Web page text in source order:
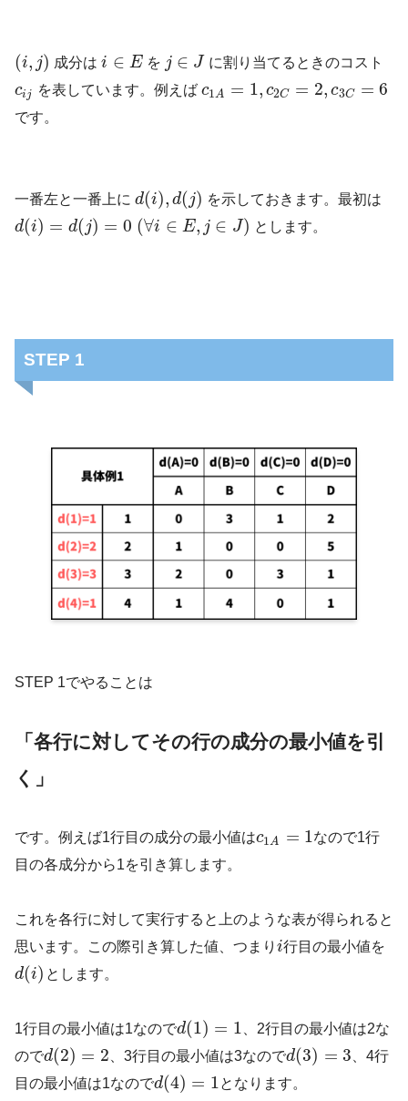
(i, j) 成分はi ∈ Eを j ∈ J に割り当てるときのコスト
cij を表しています。例えば c1A = 1, c2C = 2, c3C = 6
です。
一番左と一番上に d(i), d(j) を示しておきます。最初は
d(i) = d(j) = 0 (∀i ∈ E, j ∈ J) とします。
STEP 1
STEP 1でやることは
「各行に対してその行の成分の最小値を引
く」
です。例えば1行目の成分の最小値はc1A = 1なので1行
目の各成分から1を引き算します。
これを各行に対して実行すると上のような表が得られると
思います。この際引き算した値、つまり i行目の最小値を
d(i) とします。
1行目の最小値は1なのでd(1) = 1 、2行目の最小値は2な
のでd(2) = 2 、3行目の最小値は3なのでd(3) = 3 、4行
目の最小値は1なのでd(4) = 1となります。